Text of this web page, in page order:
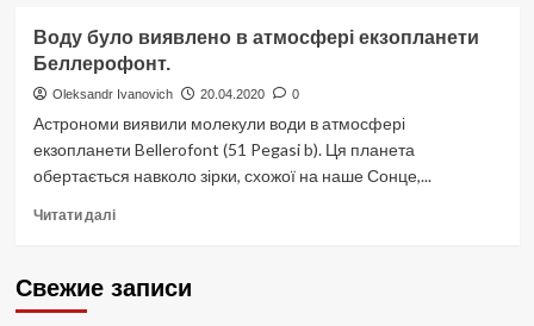
танк
«Азовець»
Воду було виявлено в атмосфері екзопланети
Беллерофонт.
Oleksandr Ivanovich 20.04.2020 0
Астрономи виявили молекули води в атмосфері
екзопланети Bellerofont (51 Pegasi b). Ця планета
обертається навколо зірки, схожої на наше Сонце,...
Читати даліДокладніше
було
виявлено
Свежие записи